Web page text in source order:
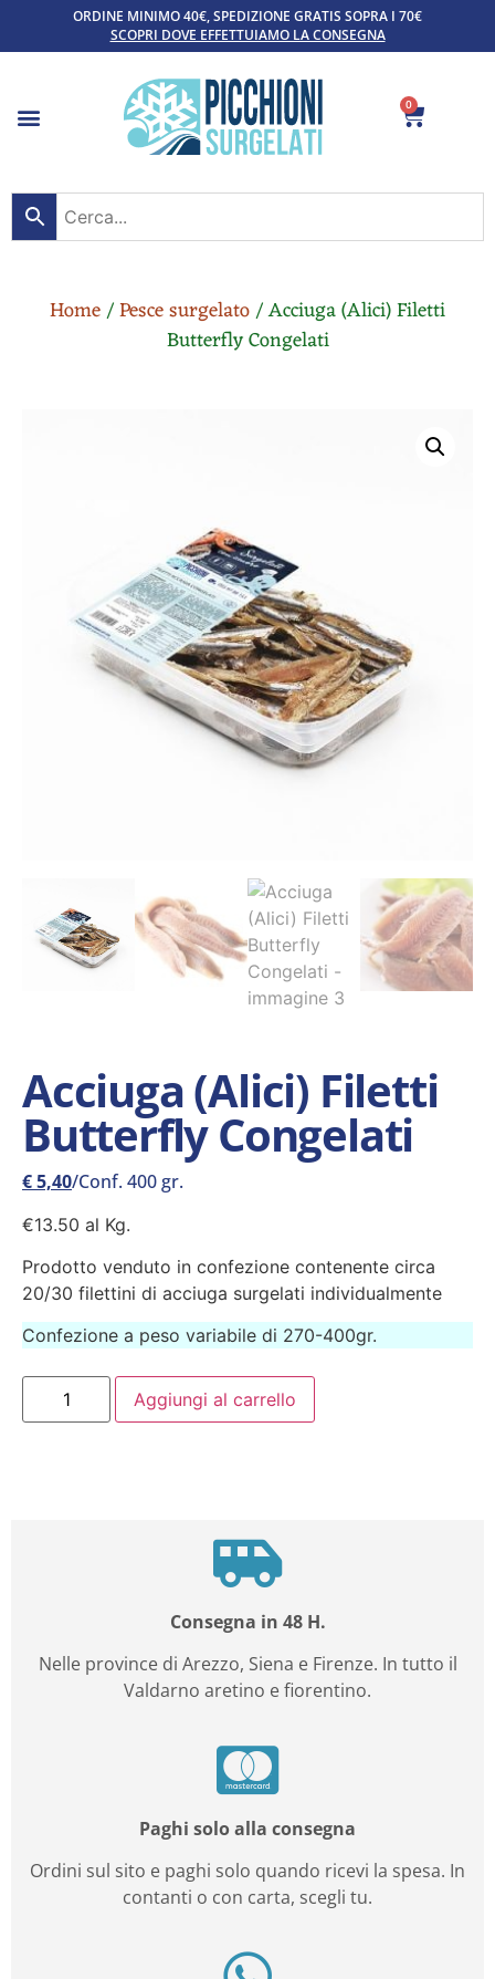
ORDINE MINIMO 40€, SPEDIZIONE GRATIS SOPRA I 70€
SCOPRI DOVE EFFETTUIAMO LA CONSEGNA
0
Home/Pesce surgelato/ Acciuga (Alici) Filetti
Butterfly Congelati
Acciuga (Alici) Filetti
Butterfly Congelati
€5,40/Conf. 400 gr.
€13.50 al Kg.
Prodotto venduto in confezione contenente circa
20/30 filettini di acciuga surgelati individualmente
Confezione a peso variabile di 270-400gr.
Aggiungi al carrello
Consegna in 48 H.
Nelle province di Arezzo, Siena e Firenze. In tutto il
Valdarno aretino e fiorentino.
Paghi solo alla consegna
Ordini sul sito e paghi solo quando ricevi la spesa. In
contanti o con carta, scegli tu.